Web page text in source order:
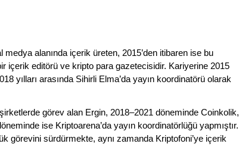
medya alanında içerik üreten, 2015’den itibaren ise bu
içerik editörü ve kripto para gazetecisidir. Kariyerine 2015
yılları arasında Sihirli Elma’da yayın koordinatörü olarak
görev alan Ergin, 2018–2021 döneminde Coinkolik,
ise Kriptoarena’da yayın koordinatörlüğü yapmıştır.
görevini sürdürmekte, aynı zamanda Kriptofoni’ye içerik